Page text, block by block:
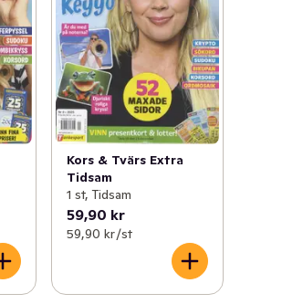
Kors & Tvärs Extra
Tidsam
1 st, Tidsam
59,90 kr
59,90 kr /st